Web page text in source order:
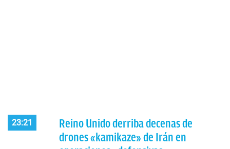
23:21
Reino Unido derriba decenas de
drones «kamikaze» de Irán en